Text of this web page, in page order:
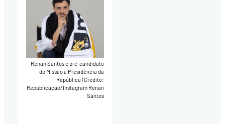
Renan Santos é pré-candidato
do Missão à Presidência da
República|Crédito:
Republicação/Instagram Renan
Santos